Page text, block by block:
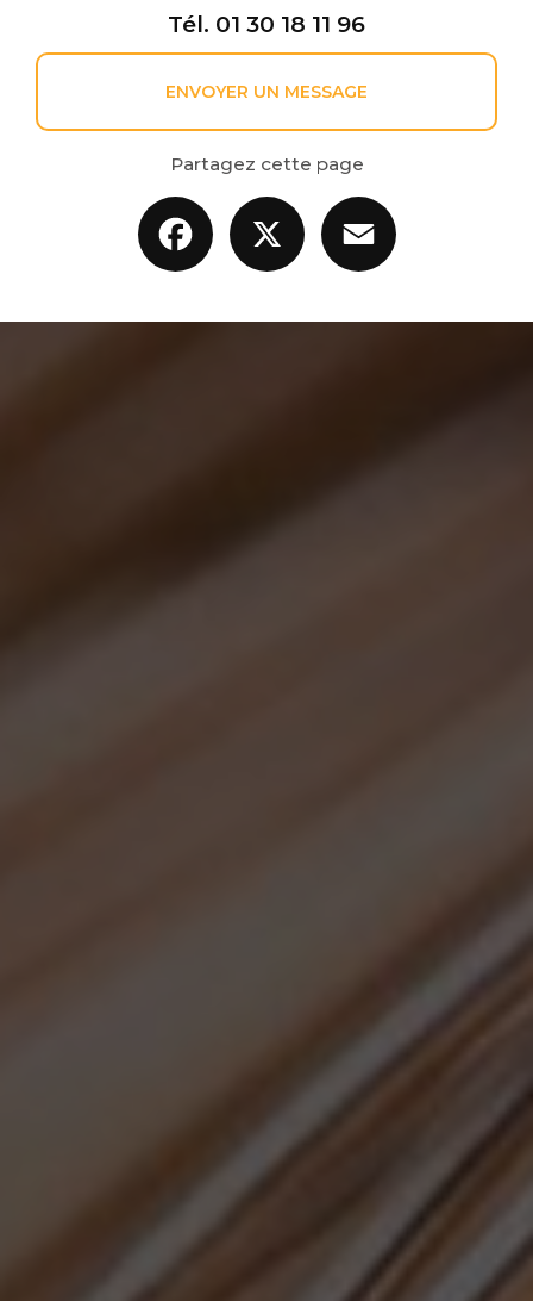
Tél. 01 30 18 11 96
ENVOYER UN MESSAGE
Partagez cette page
Facebook